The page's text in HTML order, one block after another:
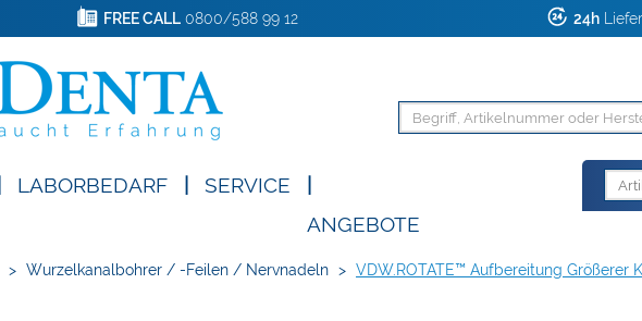
FREE CALL0800/588 99 12 24h
LABORBEDARF SERVICE
ANGEBOTE
> Wurzelkanalbohrer / -Feilen / Nervnadeln > VDW.ROTATE™ Aufbereitung Größerer